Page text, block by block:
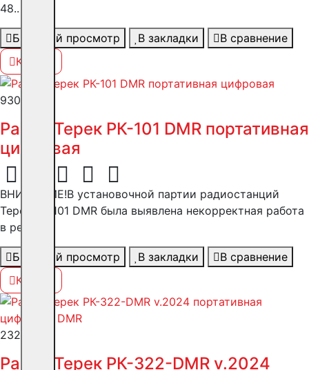
48..
Быстрый просмотр В закладки
В сравнение
Купить
9300 ₽
Рация Терек РК-101 DMR портативная
цифровая
ВНИМАНИЕ!В установочной партии радиостанций
Терек РК-101 DMR была выявлена некорректная работа
в реж..
Быстрый просмотр В закладки
В сравнение
Купить
23250 ₽
Рация Терек РК-322-DMR v.2024